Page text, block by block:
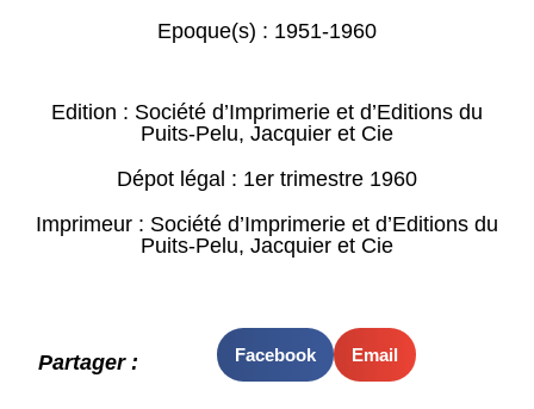
Epoque(s) : 1951-1960
Edition : Société d’Imprimerie et d’Editions du
Puits-Pelu, Jacquier et Cie
Dépot légal : 1er trimestre 1960
Imprimeur : Société d’Imprimerie et d’Editions du
Puits-Pelu, Jacquier et Cie
Partager : Facebook Email